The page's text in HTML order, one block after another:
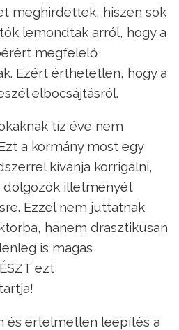
meghirdettek, hiszen sok
lemondtak arról, hogy a
megfelelő
Ezért érthetetlen, hogy a
elbocsájtásról.
tíz éve nem
a kormány most egy
kívánja korrigálni,
dolgozók illetményét
Ezzel nem juttatnak
hanem drasztikusan
is magas
ezt
és értelmetlen leépítés a